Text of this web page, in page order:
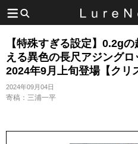
【特殊すぎる設定】0.2g
える異色の長尺アジング
2024年9月上旬登場【クリ
2024年09月04日
寄稿：三浦一平